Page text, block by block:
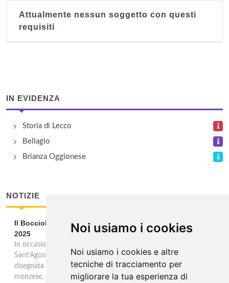
Noi usiamo i cookies
Noi usiamo i cookies e altre
tecniche di tracciamento per
migliorare la tua esperienza di
Attualmente nessun soggetto con questi
requisiti
IN EVIDENZA
Storia di Lecco
Bellagio
Brianza Oggionese
NOTIZIE
Il Bocciolo della Rosa: Cammino lombardo per il Giubileo
2025
In occasione del Giubileo 2025, l’Associazione Cammino di
Sant’Agostino ha dato vita ad una più breve esperienza pellegrina
disegnata per 5 giorni di cammino fra le colline della Brianza
monzese, comasca e lecchese e nel Triangolo Lariano.